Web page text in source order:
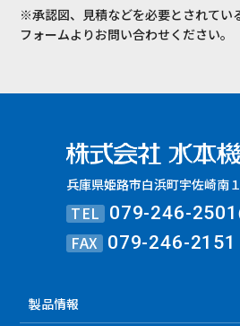
※承認図、見積などを必要とされてい
フォームよりお問い合わせください。
兵庫県姫路市白浜町宇佐崎南
TEL 079-246-2501
FAX 079-246-2151
製品情報